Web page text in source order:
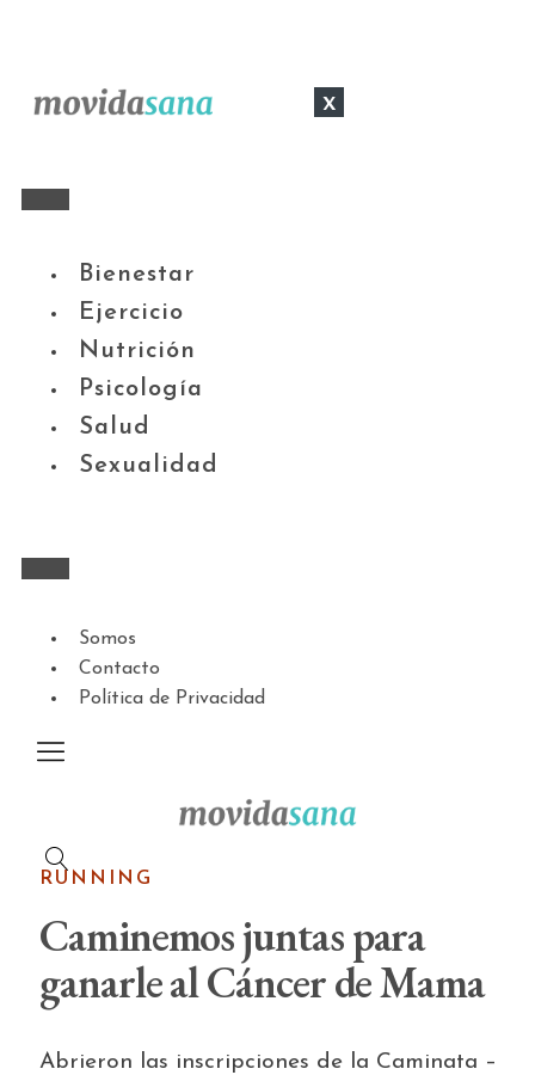
x
Bienestar
Ejercicio
Nutrición
Psicología
Salud
Sexualidad
Somos
Contacto
Política de Privacidad
RUNNING
Caminemos juntas para
ganarle al Cáncer de Mama
Abrieron las inscripciones de la Caminata –